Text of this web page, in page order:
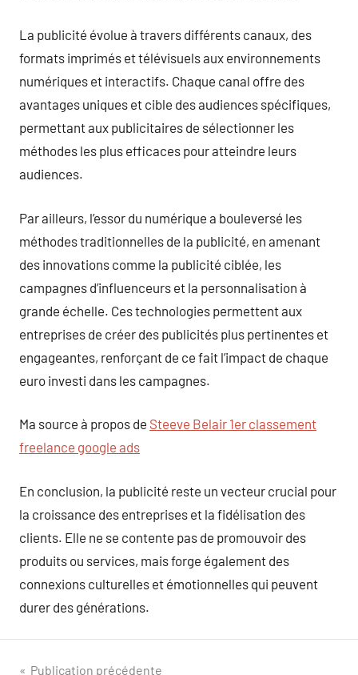
La publicité évolue à travers différents canaux, des
formats imprimés et télévisuels aux environnements
numériques et interactifs. Chaque canal offre des
avantages uniques et cible des audiences spécifiques,
permettant aux publicitaires de sélectionner les
méthodes les plus efficaces pour atteindre leurs
audiences.
Par ailleurs, l’essor du numérique a bouleversé les
méthodes traditionnelles de la publicité, en amenant
des innovations comme la publicité ciblée, les
campagnes d’influenceurs et la personnalisation à
grande échelle. Ces technologies permettent aux
entreprises de créer des publicités plus pertinentes et
engageantes, renforçant de ce fait l’impact de chaque
euro investi dans les campagnes.
Ma source à propos de Steeve Belair 1er classement
freelance google ads
En conclusion, la publicité reste un vecteur crucial pour
la croissance des entreprises et la fidélisation des
clients. Elle ne se contente pas de promouvoir des
produits ou services, mais forge également des
connexions culturelles et émotionnelles qui peuvent
durer des générations.
Publication précédente